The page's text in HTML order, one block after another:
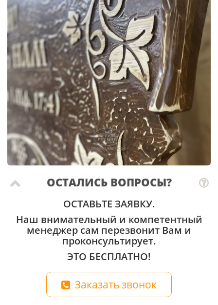
ОСТАЛИСЬ ВОПРОСЫ?
ОСТАВЬТЕ ЗАЯВКУ.
Наш внимательный и компетентный
менеджер сам перезвонит Вам и
проконсультирует.
ЭТО БЕСПЛАТНО!
Заказать звонок